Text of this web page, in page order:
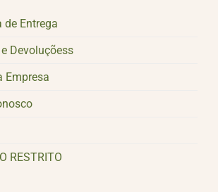
de Entrega
Devoluçõess
Empresa
RESTRITO